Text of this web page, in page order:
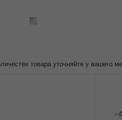
товара уточняйте у вашего